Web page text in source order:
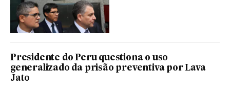
Presidente do Peru questiona o uso
generalizado da prisão preventiva por Lava
Jato